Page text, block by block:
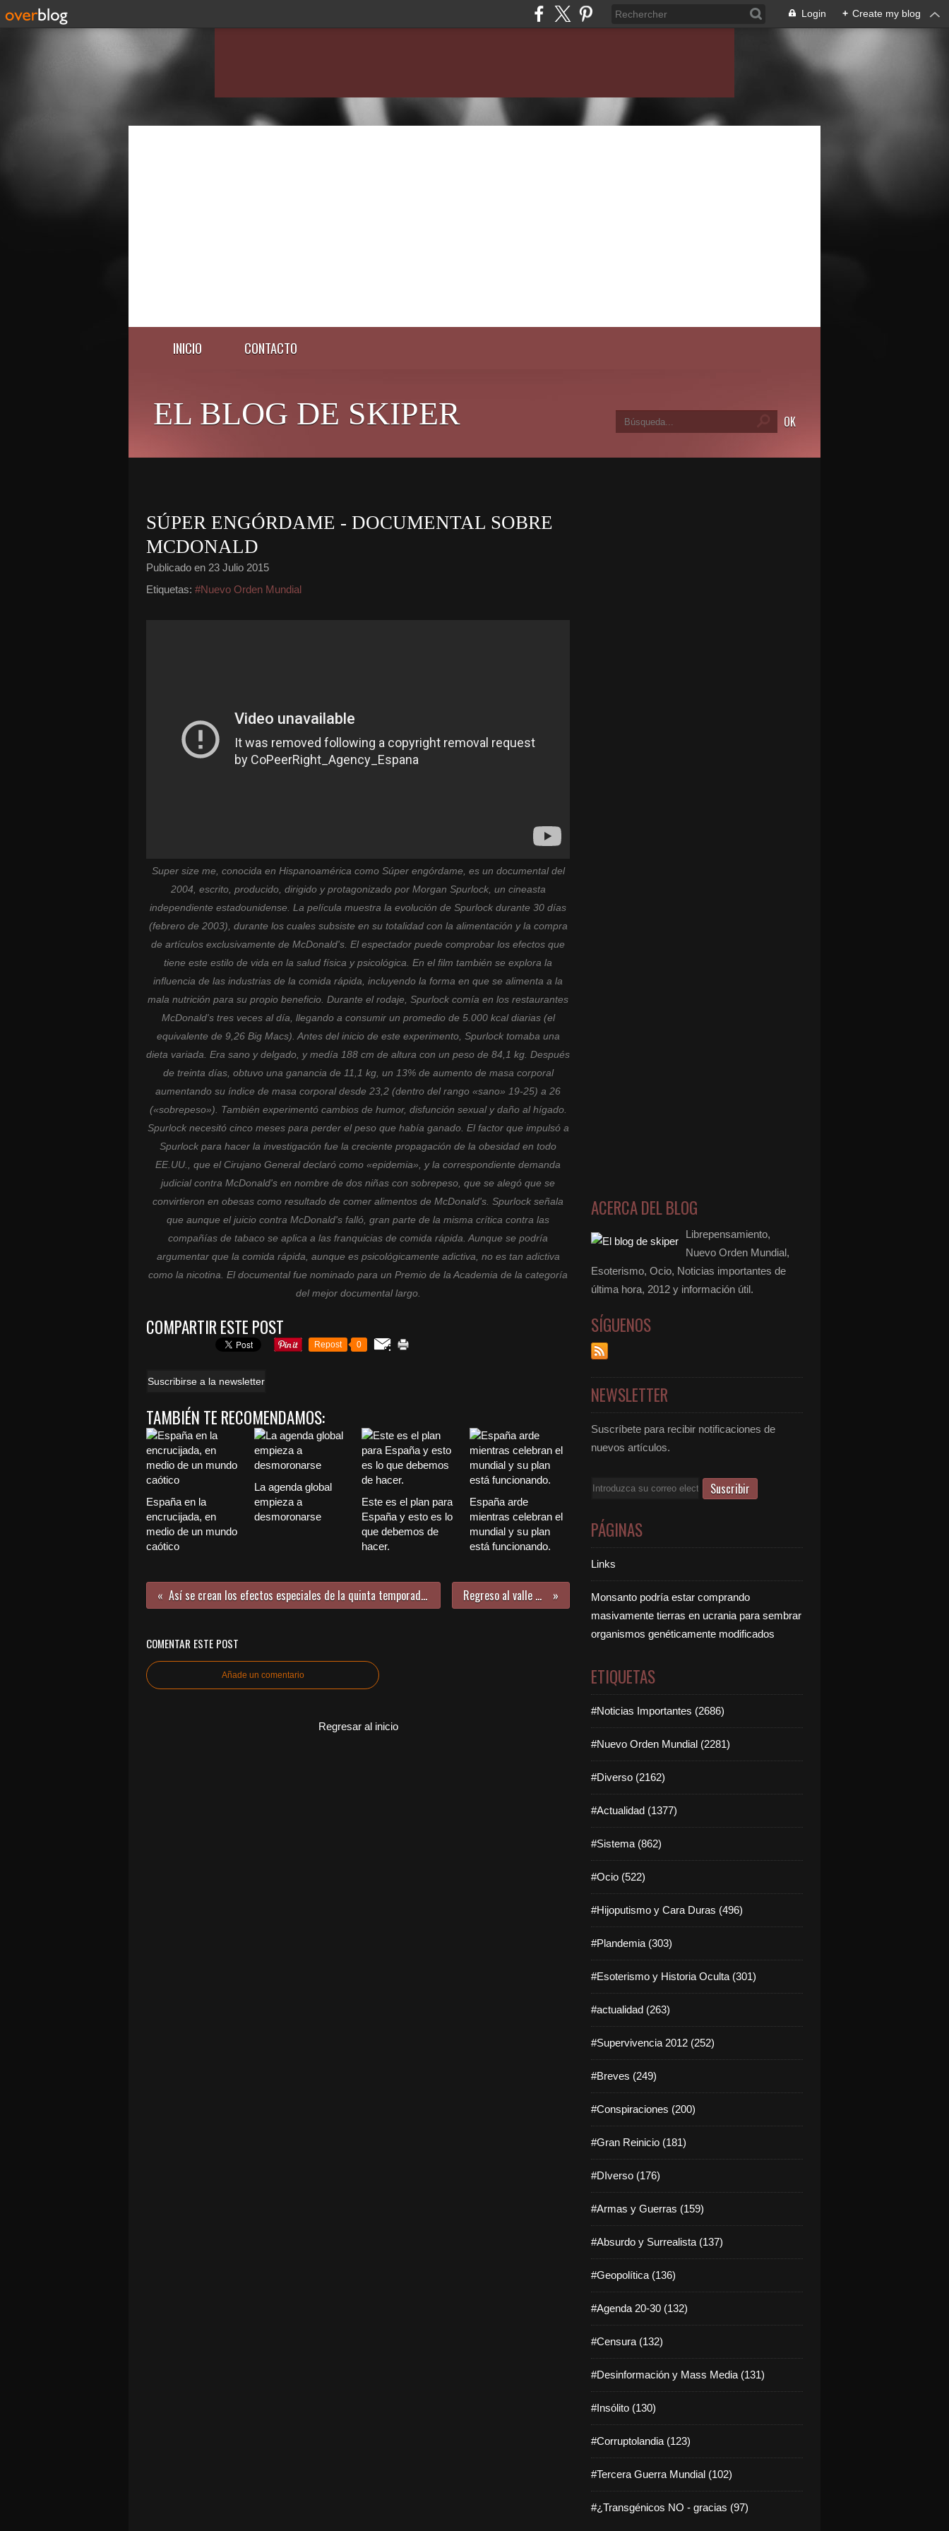
Login + Create my blog
INICIO CONTACTO
EL BLOG DE SKIPER
SÚPER ENGÓRDAME - DOCUMENTAL SOBRE
MCDONALD
Publicado en 23 Julio 2015
Etiquetas: #Nuevo Orden Mundial
Super size me, conocida en Hispanoamérica como Súper engórdame, es un documental del
2004, escrito, producido, dirigido y protagonizado por Morgan Spurlock, un cineasta
independiente estadounidense. La película muestra la evolución de Spurlock durante 30 días
(febrero de 2003), durante los cuales subsiste en su totalidad con la alimentación y la compra
de artículos exclusivamente de McDonald's. El espectador puede comprobar los efectos que
tiene este estilo de vida en la salud física y psicológica. En el film también se explora la
influencia de las industrias de la comida rápida, incluyendo la forma en que se alimenta a la
mala nutrición para su propio beneficio. Durante el rodaje, Spurlock comía en los restaurantes
McDonald's tres veces al día, llegando a consumir un promedio de 5.000 kcal diarias (el
equivalente de 9,26 Big Macs). Antes del inicio de este experimento, Spurlock tomaba una
dieta variada. Era sano y delgado, y medía 188 cm de altura con un peso de 84,1 kg. Después
de treinta días, obtuvo una ganancia de 11,1 kg, un 13% de aumento de masa corporal
aumentando su índice de masa corporal desde 23,2 (dentro del rango «sano» 19-25) a 26
(«sobrepeso»). También experimentó cambios de humor, disfunción sexual y daño al hígado.
Spurlock necesitó cinco meses para perder el peso que había ganado. El factor que impulsó a
Spurlock para hacer la investigación fue la creciente propagación de la obesidad en todo
EE.UU., que el Cirujano General declaró como «epidemia», y la correspondiente demanda
judicial contra McDonald's en nombre de dos niñas con sobrepeso, que se alegó que se
convirtieron en obesas como resultado de comer alimentos de McDonald's. Spurlock señala
que aunque el juicio contra McDonald's falló, gran parte de la misma crítica contra las
compañías de tabaco se aplica a las franquicias de comida rápida. Aunque se podría
argumentar que la comida rápida, aunque es psicológicamente adictiva, no es tan adictiva
como la nicotina. El documental fue nominado para un Premio de la Academia de la categoría
del mejor documental largo.
COMPARTIR ESTE POST
Repost 0
Suscribirse a la newsletter
TAMBIÉN TE RECOMENDAMOS:
España en la
encrucijada, en
medio de un mundo
caótico
La agenda global
empieza a
desmoronarse
Este es el plan para
España y esto es lo
que debemos de
hacer.
España arde
mientras celebran el
mundial y su plan
está funcionando.
Así se crean los efectos especiales de la quinta temporada de Juego de Tronos Regreso al valle del sueño
COMENTAR ESTE POST
Añade un comentario
Regresar al inicio
ACERCA DEL BLOG
Librepensamiento,
Nuevo Orden Mundial,
Esoterismo, Ocio, Noticias importantes de
última hora, 2012 y información útil.
SÍGUENOS
NEWSLETTER
Suscríbete para recibir notificaciones de
nuevos artículos.
Email
PÁGINAS
Links
Monsanto podría estar comprando
masivamente tierras en ucrania para sembrar
organismos genéticamente modificados
ETIQUETAS
#Noticias Importantes (2686)
#Nuevo Orden Mundial (2281)
#Diverso (2162)
#Actualidad (1377)
#Sistema (862)
#Ocio (522)
#Hijoputismo y Cara Duras (496)
#Plandemia (303)
#Esoterismo y Historia Oculta (301)
#actualidad (263)
#Supervivencia 2012 (252)
#Breves (249)
#Conspiraciones (200)
#Gran Reinicio (181)
#DIverso (176)
#Armas y Guerras (159)
#Absurdo y Surrealista (137)
#Geopolítica (136)
#Agenda 20-30 (132)
#Censura (132)
#Desinformación y Mass Media (131)
#Insólito (130)
#Corruptolandia (123)
#Tercera Guerra Mundial (102)
#¿Transgénicos NO - gracias (97)